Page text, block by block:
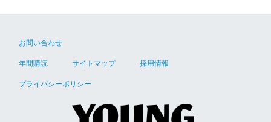
お問い合わせ
年間購読 サイトマップ 採用情報
プライバシーポリシー